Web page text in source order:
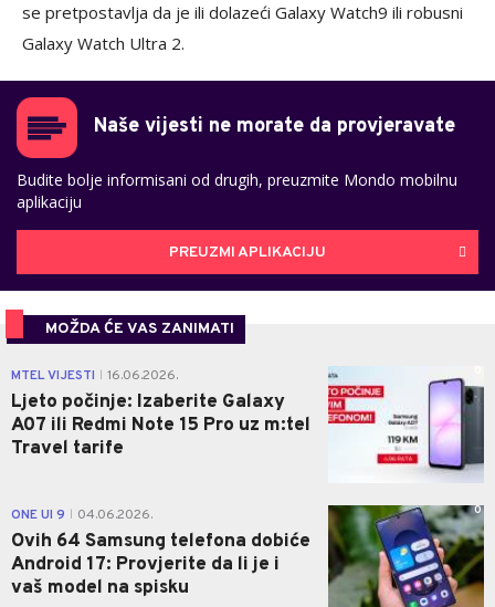
se pretpostavlja da je ili dolazeći Galaxy Watch9 ili robusni
Galaxy Watch Ultra 2.
Naše vijesti ne morate da provjeravate
Budite bolje informisani od drugih, preuzmite Mondo mobilnu
aplikaciju
PREUZMI APLIKACIJU
MOŽDA ĆE VAS ZANIMATI
MTEL VIJESTI 16.06.2026.
Ljeto počinje: Izaberite Galaxy
A07 ili Redmi Note 15 Pro uz m:tel
Travel tarife
ONE UI 9 04.06.2026.
Ovih 64 Samsung telefona dobiće
Android 17: Provjerite da li je i
vaš model na spisku
0